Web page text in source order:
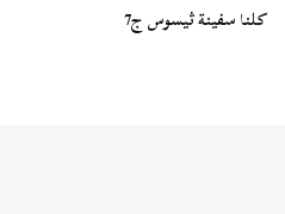
كلنا سفينة ثيسوس ج7